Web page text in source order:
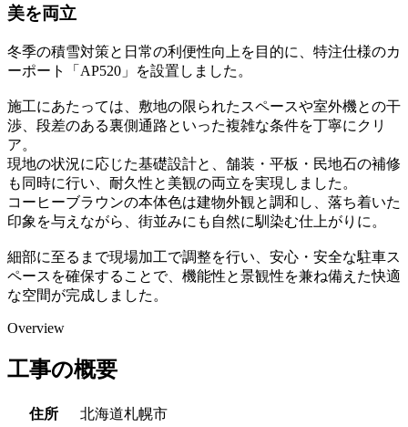
美を両立
冬季の積雪対策と日常の利便性向上を目的に、特注仕様のカ
ーポート「AP520」を設置しました。
施工にあたっては、敷地の限られたスペースや室外機との干
渉、段差のある裏側通路といった複雑な条件を丁寧にクリ
ア。
現地の状況に応じた基礎設計と、舗装・平板・民地石の補修
も同時に行い、耐久性と美観の両立を実現しました。
コーヒーブラウンの本体色は建物外観と調和し、落ち着いた
印象を与えながら、街並みにも自然に馴染む仕上がりに。
細部に至るまで現場加工で調整を行い、安心・安全な駐車ス
ペースを確保することで、機能性と景観性を兼ね備えた快適
な空間が完成しました。
Overview
工事の概要
住所
北海道札幌市